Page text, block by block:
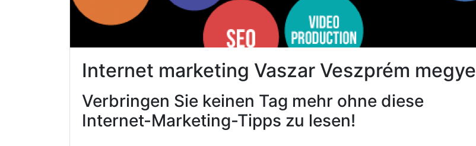
Internet marketing Vaszar Veszprém megye
Verbringen Sie keinen Tag mehr ohne diese
Internet-Marketing-Tipps zu lesen!